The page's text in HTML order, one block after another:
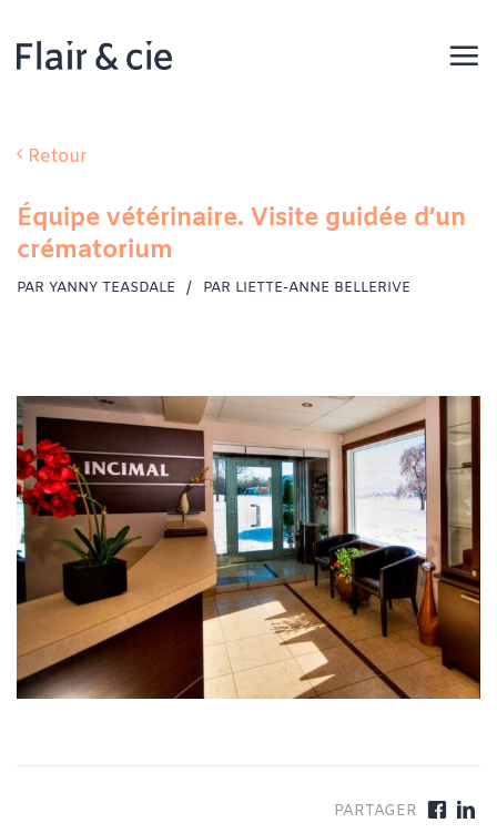
contenu
Retour
Équipe vétérinaire. Visite guidée d’un
crématorium
PAR YANNY TEASDALE PAR LIETTE-ANNE BELLERIVE